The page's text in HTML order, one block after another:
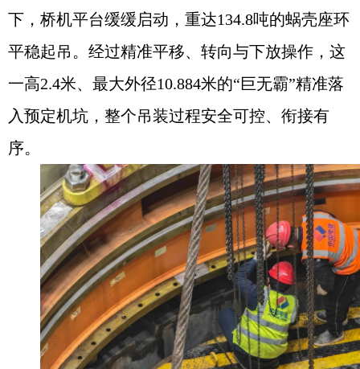
下，桥机平台缓缓启动，重达134.8吨的蜗壳座环
平稳起吊。经过精准平移、转向与下放操作，这
一高2.4米、最大外径10.884米的“巨无霸”精准落
入预定机坑，整个吊装过程安全可控、衔接有
序。